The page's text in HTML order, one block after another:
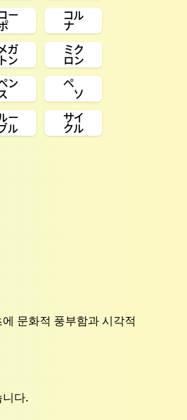
㌝
㍈
㌷
㌟
문화적 풍부함과 시각적
다.